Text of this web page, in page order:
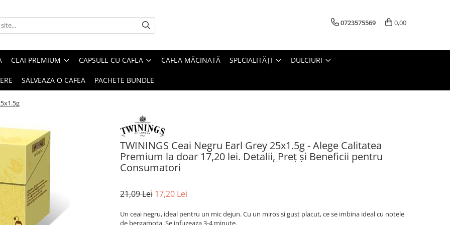
0723575569 0,00
CEAI PREMIUM CAPSULE CU CAFEA CAFEA MĂCINATĂ SPECIALITĂȚI DULCIURI
SALVEAZA O CAFEA PACHETE BUNDLE
TWININGS Ceai Negru Earl Grey 25x1.5g - Alege Calitatea
Premium la doar 17,20 lei. Detalii, Preț și Beneficii pentru
Consumatori
21,09 Lei 17,20 Lei
Un ceai negru, ideal pentru un mic dejun. Cu un miros si gust placut, ce se imbina ideal cu notele
de bergamota. Se infuzeaza 3-4 minute.